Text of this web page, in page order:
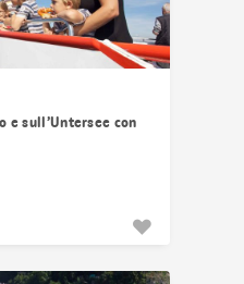
e sull’Untersee con